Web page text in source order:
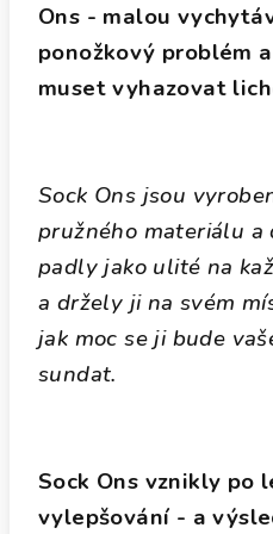
Ons - malou
ponožkový problém
muset vyhazovat
Sock Ons jsou
pružného materiálu a
padly jako ulité na
a držely ji na svém
jak moc se ji bude
sundat.
Sock Ons vznikly po
vylepšování - a